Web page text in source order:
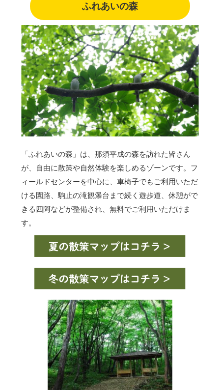
ふれあいの森
「ふれあいの森」は、那須平成の森を訪れた皆さん
が、自由に散策や自然体験を楽しめるゾーンです。フ
ィールドセンターを中心に、車椅子でもご利用いただ
ける園路、駒止の滝観瀑台まで続く遊歩道、休憩がで
きる四阿などが整備され、無料でご利用いただけま
す。